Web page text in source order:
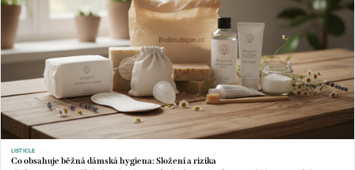
LISTICLE
Co obsahuje běžná dámská hygiena: Složení a rizika